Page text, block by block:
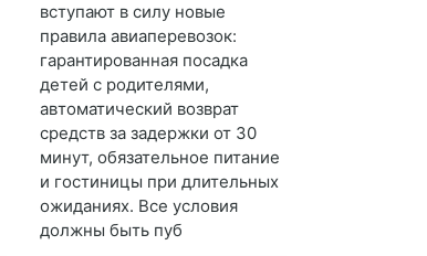
вступают в силу новые
правила авиаперевозок:
гарантированная посадка
детей с родителями,
автоматический возврат
средств за задержки от 30
минут, обязательное питание
и гостиницы при длительных
ожиданиях. Все условия
должны быть пуб